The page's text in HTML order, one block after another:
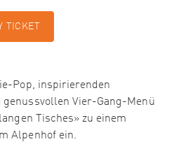
TICKET
Pop, inspirierenden
genussvollen Vier-Gang-Menü
Tisches» zu einem
Alpenhof ein.